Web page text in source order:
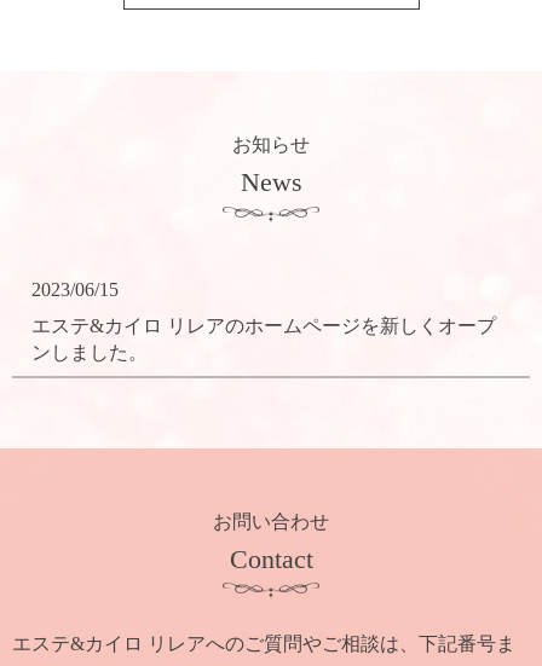
お知らせ
News
2023/06/15
エステ&カイロ リレアのホームページを新しくオープ
ンしました。
お問い合わせ
Contact
エステ&カイロ リレアへのご質問やご相談は、下記番号ま